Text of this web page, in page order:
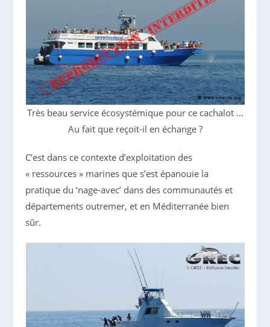
Très beau service écosystémique pour ce cachalot …
Au fait que reçoit-il en échange ?
C’est dans ce contexte d’exploitation des
« ressources » marines que s’est épanouie la
pratique du ‘nage-avec’ dans des communautés et
départements outremer, et en Méditerranée bien
sûr.